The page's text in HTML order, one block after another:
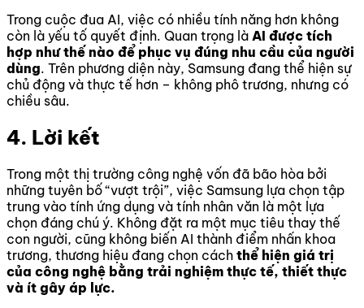
Trong cuộc đua AI, việc có nhiều tính năng hơn không
còn là yếu tố quyết định. Quan trọng là AI được tích
hợp như thế nào để phục vụ đúng nhu cầu của người
dùng. Trên phương diện này, Samsung đang thể hiện sự
chủ động và thực tế hơn – không phô trương, nhưng có
chiều sâu.
4. Lời kết
Trong một thị trường công nghệ vốn đã bão hòa bởi
những tuyên bố “vượt trội”, việc Samsung lựa chọn tập
trung vào tính ứng dụng và tính nhân văn là một lựa
chọn đáng chú ý. Không đặt ra một mục tiêu thay thế
con người, cũng không biến AI thành điểm nhấn khoa
trương, thương hiệu đang chọn cách thể hiện giá trị
của công nghệ bằng trải nghiệm thực tế, thiết thực
và ít gây áp lực.